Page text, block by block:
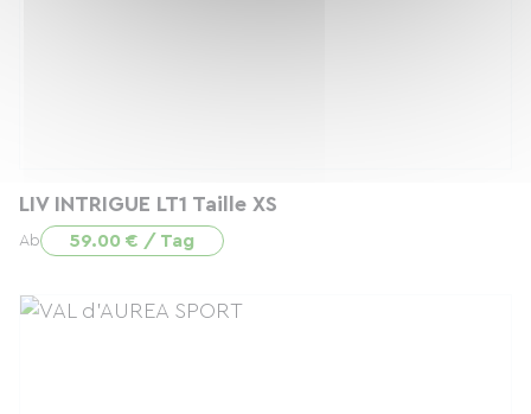
LIV INTRIGUE LT1 Taille XS
Ab 59.00 € / Tag